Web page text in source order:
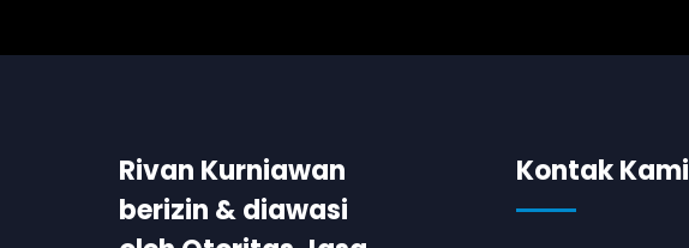
Rivan Kurniawan
berizin & diawasi
Kontak Kami